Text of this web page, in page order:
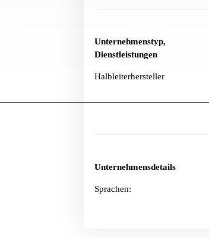
Unternehmenstyp,
Dienstleistungen
Halbleiterhersteller
Unternehmensdetails
Sprachen: